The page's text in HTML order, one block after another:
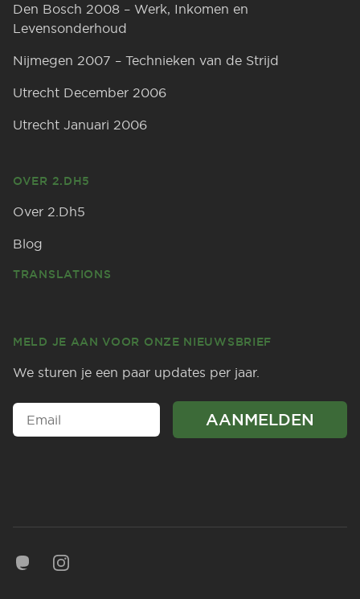
Den Bosch 2008 – Werk, Inkomen en
Levensonderhoud
Nijmegen 2007 – Technieken van de Strijd
Utrecht December 2006
Utrecht Januari 2006
OVER 2.DH5
Over 2.Dh5
Blog
TRANSLATIONS
MELD JE AAN VOOR ONZE NIEUWSBRIEF
We sturen je een paar updates per jaar.
MastodonInstagram